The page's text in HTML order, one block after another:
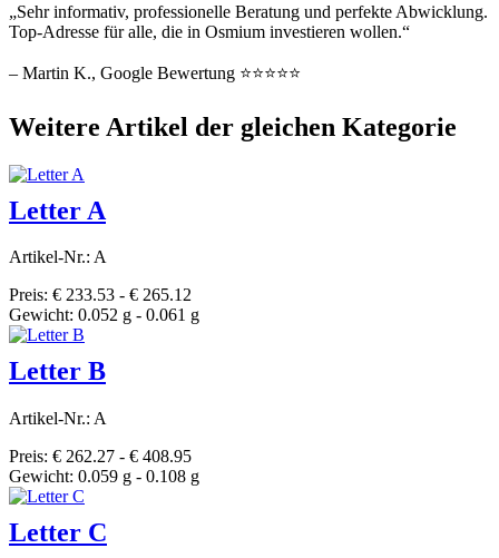
„Sehr informativ, professionelle Beratung und perfekte Abwicklung.
Top-Adresse für alle, die in Osmium investieren wollen.“
– Martin K., Google Bewertung ⭐⭐⭐⭐⭐
Weitere Artikel der gleichen Kategorie
Letter A
Artikel-Nr.: A
Preis: € 233.53 - € 265.12
Gewicht: 0.052 g - 0.061 g
Letter B
Artikel-Nr.: A
Preis: € 262.27 - € 408.95
Gewicht: 0.059 g - 0.108 g
Letter C